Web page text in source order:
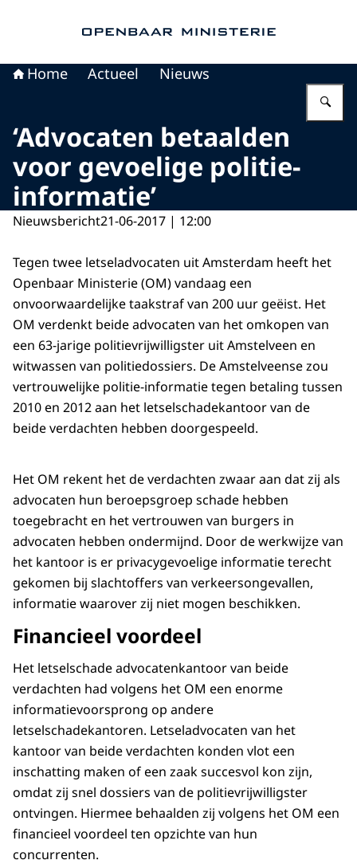
Home Actueel Nieuws
‘Advocaten betaalden
voor gevoelige politie-
informatie’
Nieuwsbericht21-06-2017 | 12:00
Tegen twee letseladvocaten uit Amsterdam heeft het
Openbaar Ministerie (OM) vandaag een
onvoorwaardelijke taakstraf van 200 uur geëist. Het
OM verdenkt beide advocaten van het omkopen van
een 63-jarige politievrijwilligster uit Amstelveen en
witwassen van politiedossiers. De Amstelveense zou
vertrouwelijke politie-informatie tegen betaling tussen
2010 en 2012 aan het letselschadekantoor van de
beide verdachten hebben doorgespeeld.
Het OM rekent het de verdachten zwaar aan dat zij als
advocaten hun beroepsgroep schade hebben
toegebracht en het vertrouwen van burgers in
advocaten hebben ondermijnd. Door de werkwijze van
het kantoor is er privacygevoelige informatie terecht
gekomen bij slachtoffers van verkeersongevallen,
informatie waarover zij niet mogen beschikken.
Financieel voordeel
Het letselschade advocatenkantoor van beide
verdachten had volgens het OM een enorme
informatievoorsprong op andere
letselschadekantoren. Letseladvocaten van het
kantoor van beide verdachten konden vlot een
inschatting maken of een zaak succesvol kon zijn,
omdat zij snel dossiers van de politievrijwilligster
ontvingen. Hiermee behaalden zij volgens het OM een
financieel voordeel ten opzichte van hun
concurrenten.